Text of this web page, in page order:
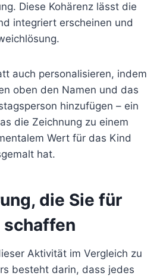
Diese Kohärenz lässt die
integriert erscheinen und
auch personalisieren, indem
oben den Namen und das
hinzufügen – ein
die Zeichnung zu einem
Wert für das Kind
hat.
die Sie für
Aktivität im Vergleich zu
besteht darin, dass jedes